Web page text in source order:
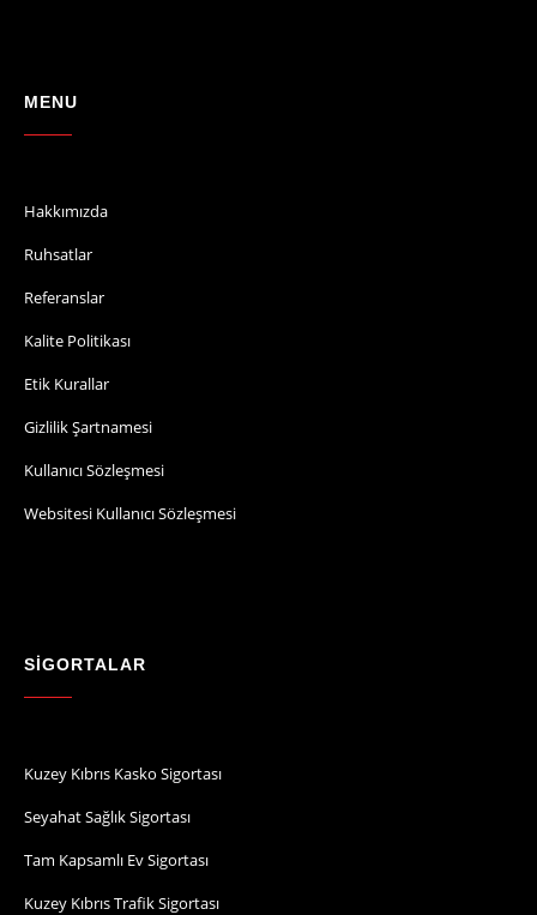
MENU
Hakkımızda
Ruhsatlar
Referanslar
Kalite Politikası
Etik Kurallar
Gizlilik Şartnamesi
Kullanıcı Sözleşmesi
Websitesi Kullanıcı Sözleşmesi
SİGORTALAR
Kuzey Kıbrıs Kasko Sigortası
Seyahat Sağlık Sigortası
Tam Kapsamlı Ev Sigortası
Kuzey Kıbrıs Trafik Sigortası